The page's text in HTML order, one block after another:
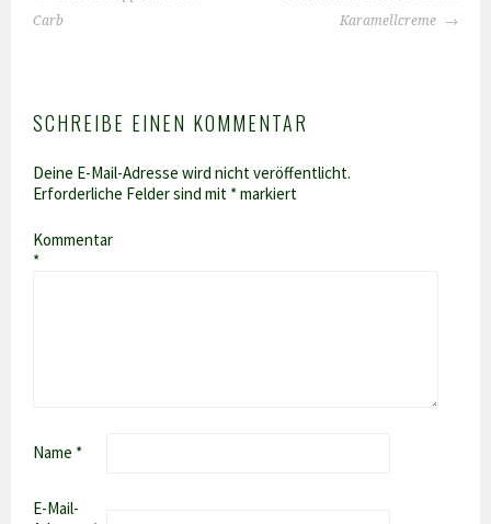
NAVIGATION
Carb
Karamellcreme
SCHREIBE EINEN KOMMENTAR
Deine E-Mail-Adresse wird nicht veröffentlicht.
Erforderliche Felder sind mit *markiert
Kommentar
*
Name *
E-Mail-